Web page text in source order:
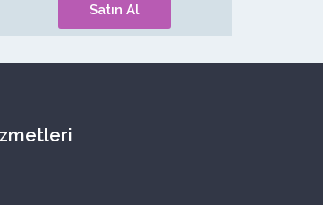
Satın Al